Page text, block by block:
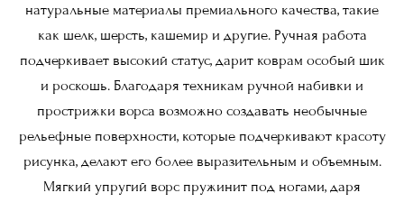
натуральные материалы премиального качества, такие
как шелк, шерсть, кашемир и другие. Ручная работа
подчеркивает высокий статус, дарит коврам особый шик
и роскошь. Благодаря техникам ручной набивки и
прострижки ворса возможно создавать необычные
рельефные поверхности, которые подчеркивают красоту
рисунка, делают его более выразительным и объемным.
Мягкий упругий ворс пружинит под ногами, даря